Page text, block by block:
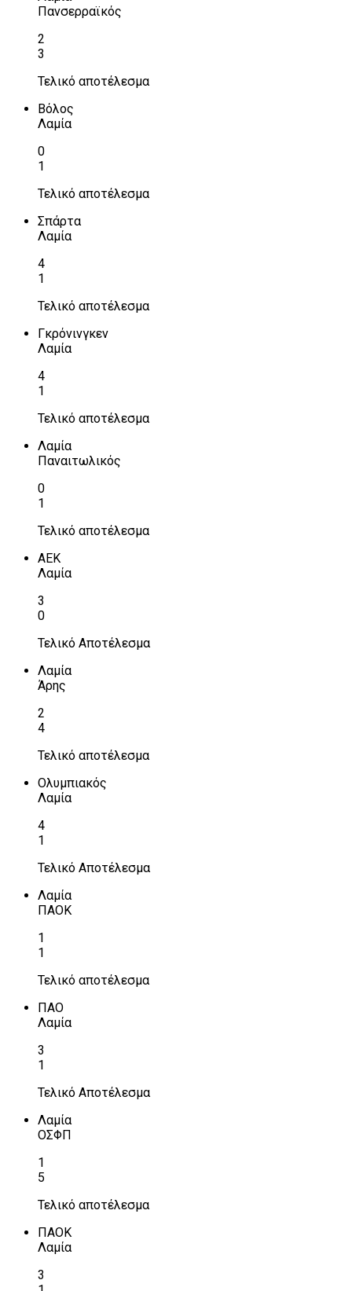
Πανσερραϊκός
2
3
Τελικό αποτέλεσμα
Βόλος
Λαμία
0
1
Τελικό αποτέλεσμα
Σπάρτα
Λαμία
4
1
Τελικό αποτέλεσμα
Γκρόνινγκεν
Λαμία
4
1
Τελικό αποτέλεσμα
Λαμία
Παναιτωλικός
0
1
Τελικό αποτέλεσμα
ΑΕΚ
Λαμία
3
0
Τελικό Αποτέλεσμα
Λαμία
Άρης
2
4
Τελικό αποτέλεσμα
Ολυμπιακός
Λαμία
4
1
Τελικό Αποτέλεσμα
Λαμία
ΠΑΟΚ
1
1
Τελικό αποτέλεσμα
ΠΑΟ
Λαμία
3
1
Τελικό Αποτέλεσμα
Λαμία
ΟΣΦΠ
1
5
Τελικό αποτέλεσμα
ΠΑΟΚ
Λαμία
3